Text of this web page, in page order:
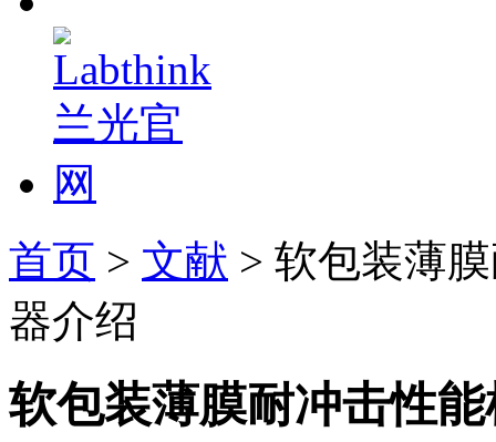
首页 > 文献 > 软包装薄
器介绍
软包装薄膜耐冲击性